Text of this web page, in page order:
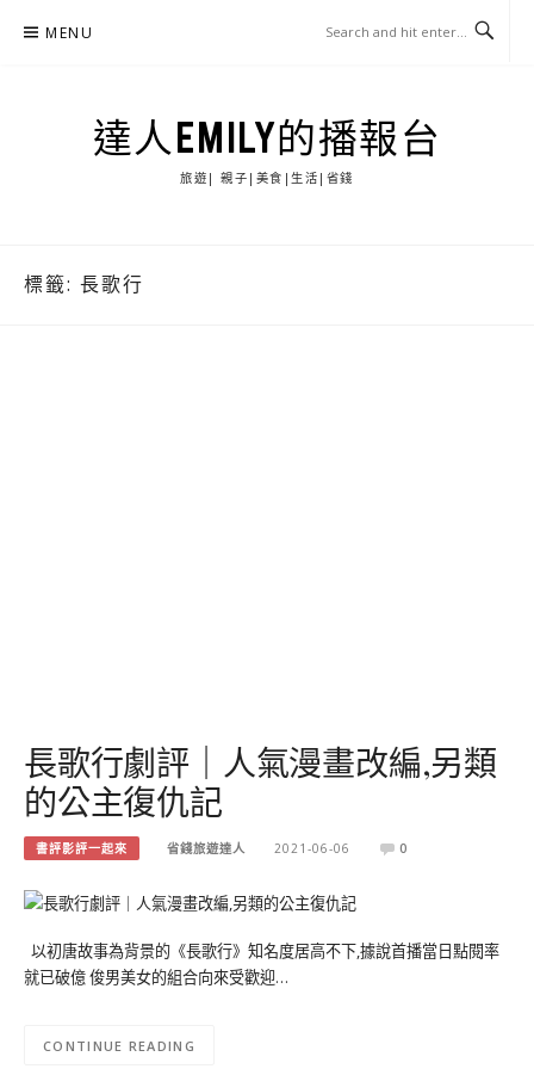
MENU
達人EMILY的播報台
旅遊| 親子|美食|生活|省錢
標籤: 長歌行
長歌行劇評｜人氣漫畫改編,另類
的公主復仇記
書評影評一起來 省錢旅遊達人 2021-06-06 0
以初唐故事為背景的《長歌行》知名度居高不下,據說首播當日點閱率
就已破億 俊男美女的組合向來受歡迎…
CONTINUE READING